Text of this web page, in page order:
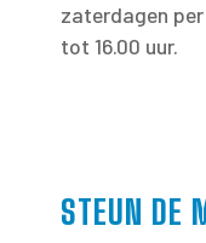
zaterdagen
tot 16.00 uur.
STEUN DE